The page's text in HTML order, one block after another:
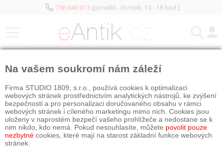
736 646 913(pondělí - čtvrtek, 13 - 18 hod.)
Na vašem soukromí nám záleží
Firma STUDIO 1809, s.r.o., používá cookies k optimalizaci
webových stránek prostřednictvím analytických nástrojů, ke zvýšení
bezpečnosti a pro personalizaci doručovaného obsahu v rámci
webových stránek i cíleného marketingu mimo nich. Cookies jsou
uloženy v naprostém bezpečí vašeho prohlížeče a nedostane se k
nim nikdo, kdo nemá. Pokud nesouhlasíte, můžete povolit pouze
nezbytné cookies, které mají na starost základní funkce webových
stránek.